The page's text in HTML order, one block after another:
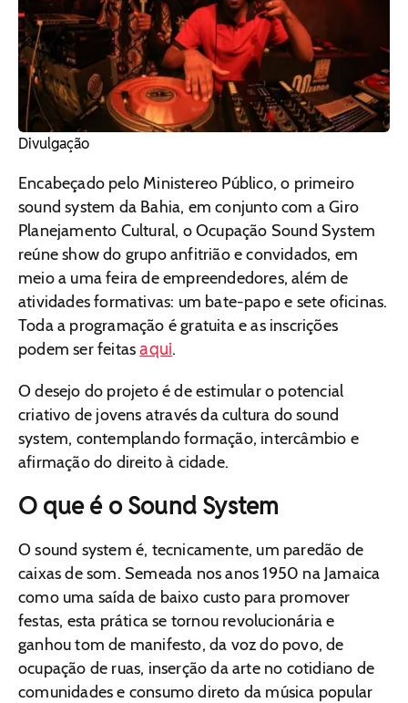
Divulgação
Encabeçado pelo Ministereo Público, o primeiro
sound system da Bahia, em conjunto com a Giro
Planejamento Cultural, o Ocupação Sound System
reúne show do grupo anfitrião e convidados, em
meio a uma feira de empreendedores, além de
atividades formativas: um bate-papo e sete oficinas.
Toda a programação é gratuita e as inscrições
podem ser feitasaqui.
O desejo do projeto é de estimular o potencial
criativo de jovens através da cultura do sound
system, contemplando formação, intercâmbio e
afirmação do direito à cidade.
O que é o Sound System
O sound system é, tecnicamente, um paredão de
caixas de som. Semeada nos anos 1950 na Jamaica
como uma saída de baixo custo para promover
festas, esta prática se tornou revolucionária e
ganhou tom de manifesto, da voz do povo, de
ocupação de ruas, inserção da arte no cotidiano de
comunidades e consumo direto da música popular